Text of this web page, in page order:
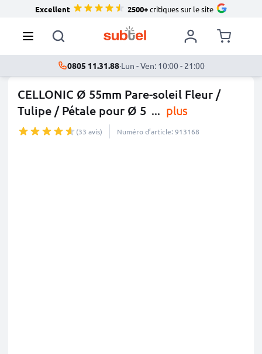
Excellent 2500+critiques sur le site
0805 11.31.88·Lun - Ven: 10:00 - 21:00
CELLONIC Ø 55mm Pare-soleil Fleur /
Tulipe / Pétale pour Ø 5 ... plus
(33 avis) Numéro d’article: 913168